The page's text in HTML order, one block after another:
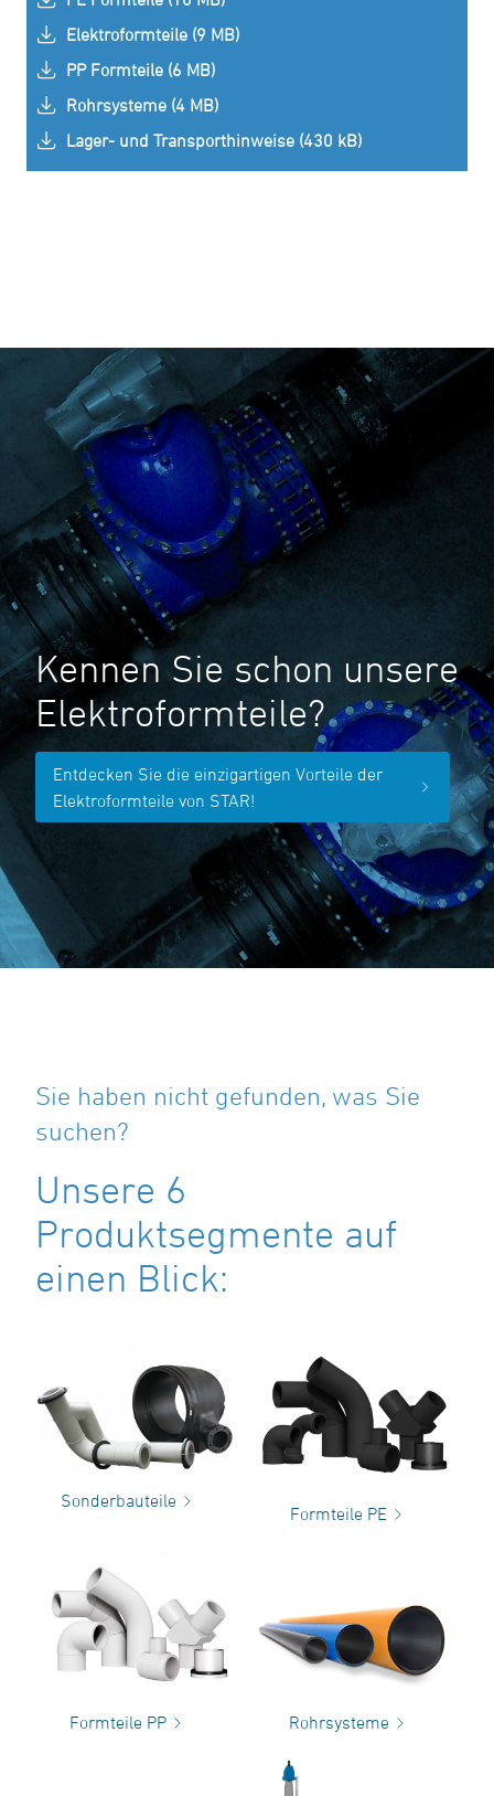
Elektroformteile (9 MB)
PP Formteile (6 MB)
Rohrsysteme (4 MB)
Lager- und Transporthinweise (430 kB)
Kennen Sie schon unsere
Elektroformteile?
Entdecken Sie die einzigartigen Vorteile der
Elektroformteile von STAR!
Sie haben nicht gefunden, was Sie
suchen?
Unsere 6
Produktsegmente auf
einen Blick:
Sonderbauteile
Formteile PE
Formteile PP Rohrsysteme